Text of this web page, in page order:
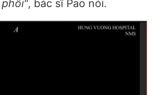
, bác sĩ Pao nói.